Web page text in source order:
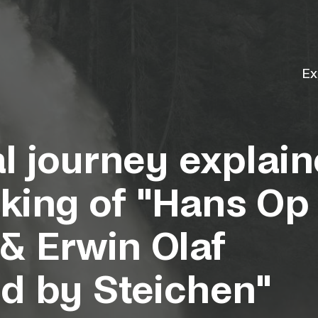
journey
of "Hans Op
Erwin Olaf
by Steichen"